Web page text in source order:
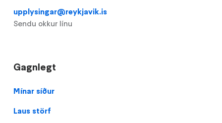
upplysingar@reykjavik.is
Sendu okkur línu
Gagnlegt
Footer
Mínar síður
Laus störf